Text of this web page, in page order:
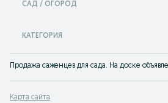
САД / ОГОРОД
КАТЕГОРИЯ
Карта сайта